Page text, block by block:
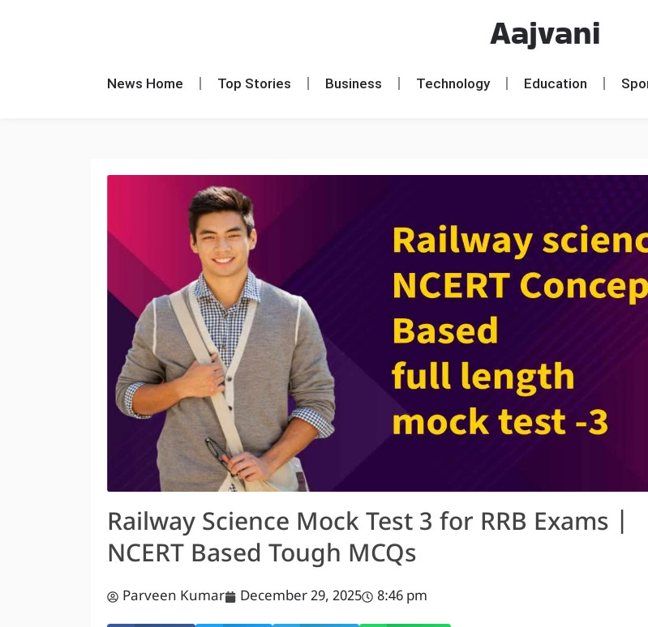
Aajvani
News Home Top Stories Business Technology Education
Railway Science Mock Test 3 for RRB Exams |
NCERT Based Tough MCQs
Parveen Kumar December 29, 2025 8:46 pm